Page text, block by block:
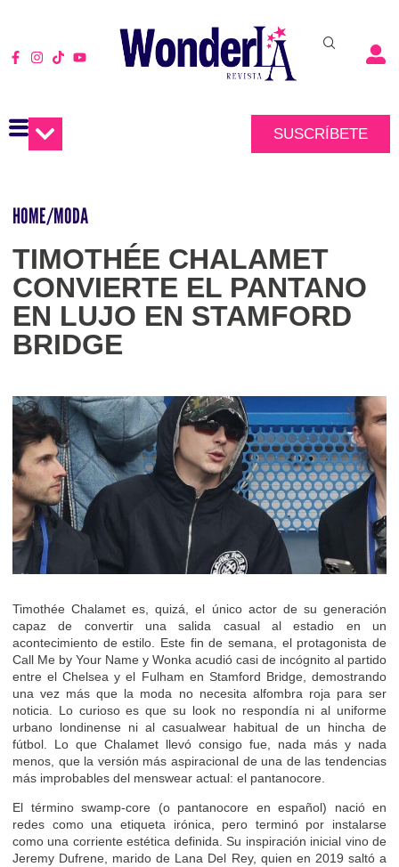
SUSCRÍBETE
HOME/MODA
TIMOTHÉE CHALAMET
CONVIERTE EL PANTANO
EN LUJO EN STAMFORD
BRIDGE
Timothée Chalamet es, quizá, el único actor de su generación
capaz de convertir una salida casual al estadio en un
acontecimiento de estilo. Este fin de semana, el protagonista de
Call Me by Your Name y Wonka acudió casi de incógnito al partido
entre el Chelsea y el Fulham en Stamford Bridge, demostrando
una vez más que la moda no necesita alfombra roja para ser
noticia. Lo curioso es que su look no respondía ni al uniforme
urbano londinense ni al casualwear habitual de un hincha de
fútbol. Lo que Chalamet llevó consigo fue, nada más y nada
menos, que la versión más aspiracional de una de las tendencias
más improbables del menswear actual: el pantanocore.
El término swamp-core (o pantanocore en español) nació en
redes como una etiqueta irónica, pero terminó por instalarse
como una corriente estética definida. Su inspiración inicial vino de
Jeremy Dufrene, marido de Lana Del Rey, quien en 2019 saltó a